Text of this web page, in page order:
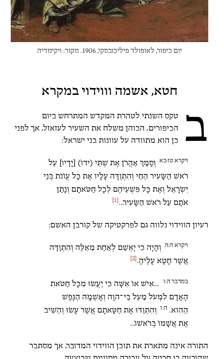
יום כיפור, לאופולד פיליכובסקי, 1906. מקור: ויקימדיה
חטא, אשמה וווידוי במקרא
ב
טקס השנתי לטהרת המקדש המתרחש ביום
הכיפורים, הכוהן משלח את השעיר לעזאזל, אך לפני
כן הוא מתוודה על עוונות בני ישראל:
ויקרא טז:כא וְסָמַךְ אַהֲרֹן אֶת שְׁתֵּי (ידו) [יָדָיו] עַל
רֹאשׁ הַשָּׂעִיר הַחַי וְהִתְוַדָּה עָלָיו אֶת כָּל עֲו‍ֹנֹת בְּנֵי
יִשְׂרָאֵל וְאֶת כָּל פִּשְׁעֵיהֶם לְכָל חַטֹּאתָם וְנָתַן
אֹתָם עַל רֹאשׁ הַשָּׂעִיר... [1]
רעיון הווידוי נלווה גם לפרקטיקה של קורבן האשם:
ויקרא ה:ה וְהָיָה כִי יֶאְשַׁם לְאַחַת מֵאֵלֶּה וְהִתְוַדָּה
אֲשֶׁר חָטָא עָלֶיהָ. [2]
במדבר ה:ו
...אִישׁ אוֹ אִשָּׁה כִּי יַעֲשׂוּ מִכָּל חַטֹּאת
הָאָדָם לִמְעֹל מַעַל בַּי־הוָה וְאָשְׁמָה הַנֶּפֶשׁ
הַהִוא. ה:ז וְהִתְוַדּוּ אֶת חַטָּאתָם אֲשֶׁר עָשׂוּ וְהֵשִׁיב
אֶת אֲשָׁמוֹ בְּרֹאשׁוֹ...
התורה אינה מתארת את תוכן הווידוי המדובר, אך מסתבר